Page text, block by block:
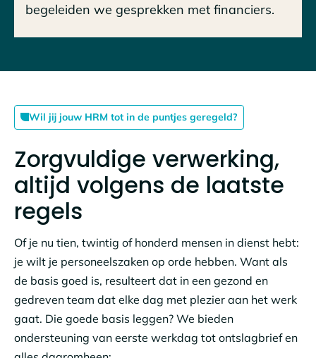
begeleiden we gesprekken met financiers.
Wil jij jouw HRM tot in de puntjes geregeld?
Zorgvuldige verwerking,
altijd volgens de laatste
regels
Of je nu tien, twintig of honderd mensen in dienst hebt:
je wilt je personeelszaken op orde hebben. Want als
de basis goed is, resulteert dat in een gezond en
gedreven team dat elke dag met plezier aan het werk
gaat. Die goede basis leggen? We bieden
ondersteuning van eerste werkdag tot ontslagbrief en